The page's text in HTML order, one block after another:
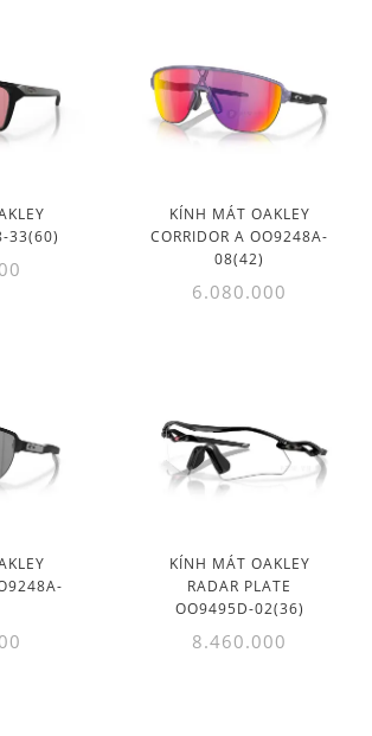
33(60)
KÍNH MÁT OAKLEY
CORRIDOR A OO9248A-
08(42)
6.080.000
KÍNH MÁT OAKLEY
RADAR PLATE
OO9495D-02(36)
8.460.000